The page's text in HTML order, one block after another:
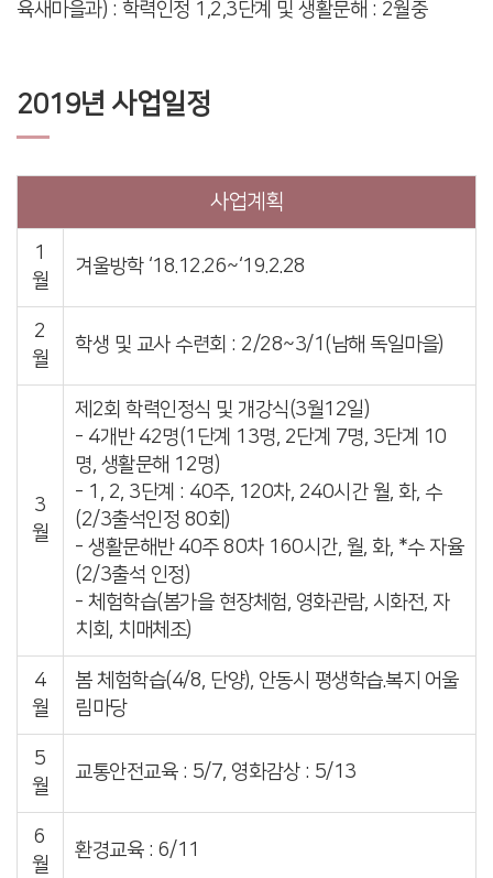
육새마을과) : 학력인정 1,2,3단계 및 생활문해 : 2월중
2019년 사업일정
사업계획
1
월
겨울방학 ‘18.12.26~‘19.2.28
2
월
학생 및 교사 수련회 : 2/28~3/1(남해 독일마을)
3
월
제2회 학력인정식 및 개강식(3월12일)
- 4개반 42명(1단계 13명, 2단계 7명, 3단계 10
명, 생활문해 12명)
- 1, 2, 3단계 : 40주, 120차, 240시간 월, 화, 수
(2/3출석인정 80회)
- 생활문해반 40주 80차 160시간, 월, 화, *수 자율
(2/3출석 인정)
- 체험학습(봄가을 현장체험, 영화관람, 시화전, 자
치회, 치매체조)
4
월
봄 체험학습(4/8, 단양), 안동시 평생학습.복지 어울
림마당
5
월
교통안전교육 : 5/7, 영화감상 : 5/13
6
월
환경교육 : 6/11